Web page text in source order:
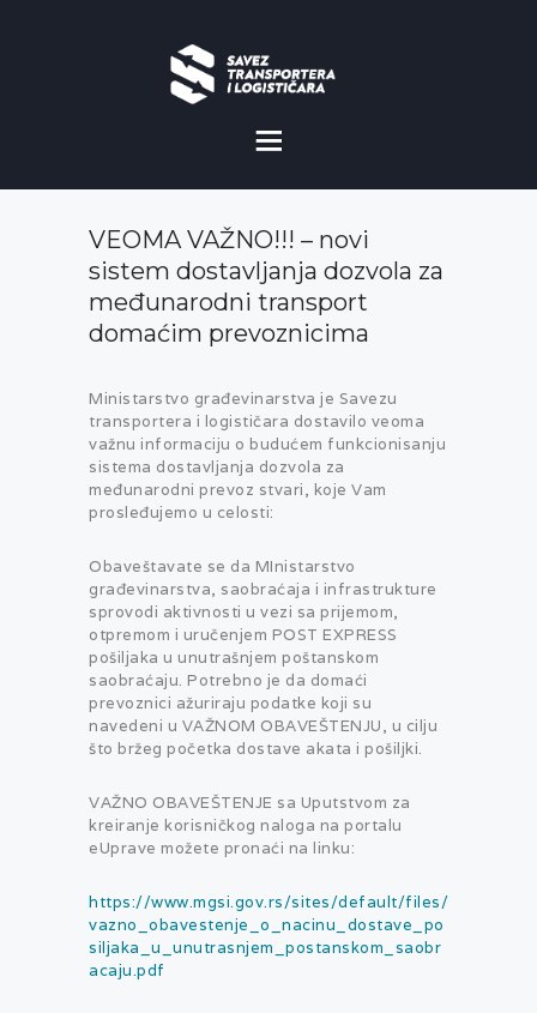
MISIJA I VIZIJA
CILJEVI
POVOLJNOSTI
GALERIJA
VEOMA VAŽNO!!! – novi
sistem dostavljanja dozvola za
međunarodni transport
domaćim prevoznicima
Ministarstvo građevinarstva je Savezu
transportera i logističara dostavilo veoma
važnu informaciju o budućem funkcionisanju
sistema dostavljanja dozvola za
međunarodni prevoz stvari, koje Vam
prosleđujemo u celosti:
Obaveštavate se da MInistarstvo
građevinarstva, saobraćaja i infrastrukture
sprovodi aktivnosti u vezi sa prijemom,
otpremom i uručenjem POST EXPRESS
pošiljaka u unutrašnjem poštanskom
saobraćaju. Potrebno je da domaći
prevoznici ažuriraju podatke koji su
navedeni u VAŽNOM OBAVEŠTENJU, u cilju
što bržeg početka dostave akata i pošiljki.
VAŽNO OBAVEŠTENJE sa Uputstvom za
kreiranje korisničkog naloga na portalu
eUprave možete pronaći na linku:
https://www.mgsi.gov.rs/sites/default/files/
vazno_obavestenje_o_nacinu_dostave_po
siljaka_u_unutrasnjem_postanskom_saobr
acaju.pdf